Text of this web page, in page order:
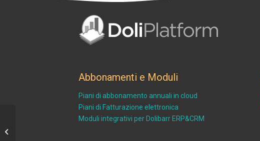
Abbonamenti e Moduli
Piani di abbonamento annuali in cloud
Piani di Fatturazione elettronica
Moduli integrativi per Dolibarr ERP&CRM